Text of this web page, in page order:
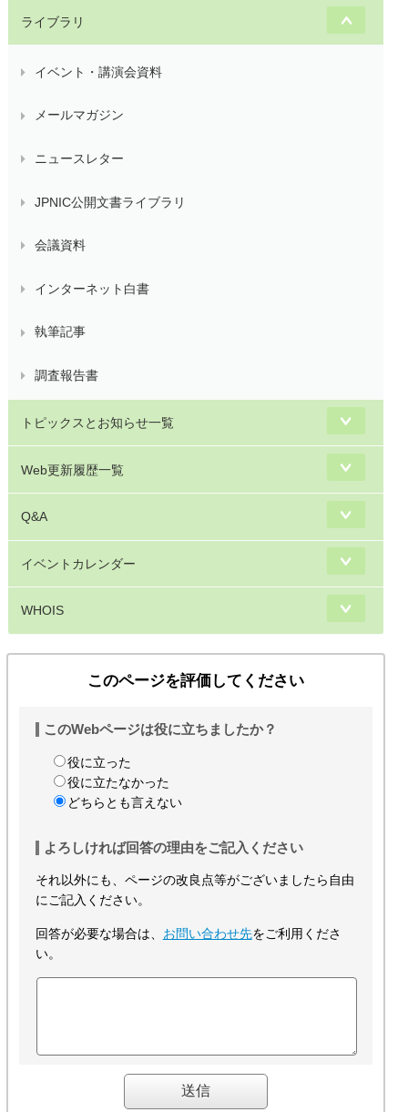
ライブラリ
イベント・講演会資料
メールマガジン
ニュースレター
JPNIC公開文書ライブラリ
会議資料
インターネット白書
執筆記事
調査報告書
トピックスとお知らせ一覧
Web更新履歴一覧
Q&A
イベントカレンダー
WHOIS
このページを評価してください
このWebページは役に立ちましたか？
役に立った
役に立たなかった
どちらとも言えない
よろしければ回答の理由をご記入ください
それ以外にも、ページの改良点等がございましたら自由
にご記入ください。
回答が必要な場合は、 お問い合わせ先をご利用くださ
い。